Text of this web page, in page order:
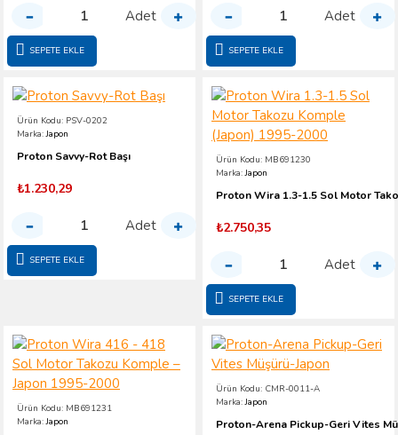
Adet
SEPETE EKLE
Adet
SEPETE EKLE
Ürün Kodu: PSV-0202
Marka: Japon
Proton Savvy-Rot Başı
₺1.230,29
Adet
SEPETE EKLE
Ürün Kodu: MB691230
Marka: Japon
₺2.750,35
Adet
SEPETE EKLE
Ürün Kodu: MB691231
Marka: Japon
Ürün Kodu: CMR-0011-A
Marka: Japon